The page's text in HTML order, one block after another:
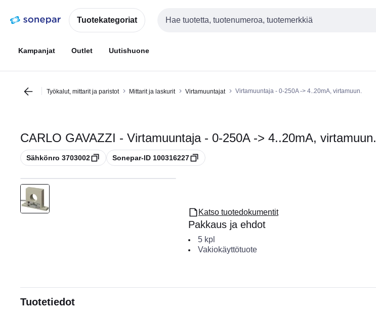
navigointiinsisältöön
Tuotekategoriat
Haku
Kampanjat Outlet Uutishuone
Työkalut, mittarit ja paristot Mittarit ja laskurit Virtamuuntajat Virtamuuntaja - 0-250A -> 4..20mA, virtamuun.
CARLO GAVAZZI - Virtamuuntaja - 0-250A -> 4..20mA, virtamuun.
Kopioi
Sähkönro 3703002 Kopioi
Sonepar-ID 100316227
Katso tuotedokumentit
Pakkaus ja ehdot
5 kpl
Vakiokäyttötuote
Tuotetiedot